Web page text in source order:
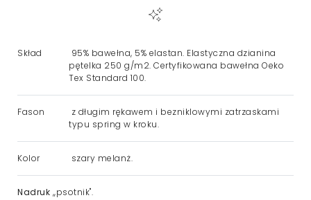
Skład
95% bawełna, 5% elastan. Elastyczna dzianina
pętelka 250 g/m2. Certyfikowana bawełna Oeko
Tex Standard 100.
Fason
z długim rękawem i bezniklowymi zatrzaskami
typu spring w kroku.
Kolor szary melanż.
Nadruk ,,psotnik".